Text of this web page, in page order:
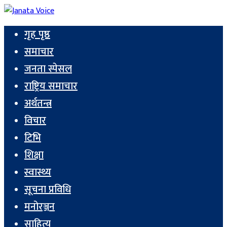
गृह पृष्ठ
समाचार
जनता स्पेसल
राष्ट्रिय समाचार
अर्थतन्त्र
विचार
टिभि
शिक्षा
स्वास्थ्य
सूचना प्रविधि
मनोरञ्जन